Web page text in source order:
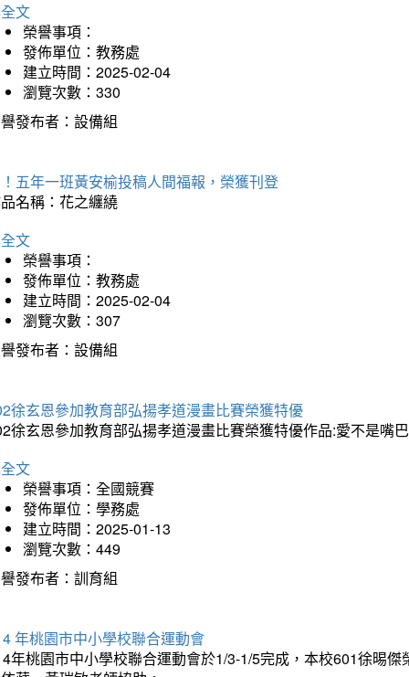
文
榮譽事項：
發佈單位：教務處
建立時間：2025-02-04
瀏覽次數：330
發布者：設備組
五年一班黃安榆投稿人間福報，榮獲刊登
名稱：花之纏繞
文
榮譽事項：
發佈單位：教務處
建立時間：2025-02-04
瀏覽次數：307
發布者：設備組
徐玄恩參加教育部弘揚孝道漫畫比賽榮獲特優
徐玄恩參加教育部弘揚孝道漫畫比賽榮獲特優作品:愛不是嘴
文
榮譽事項：全國競賽
發佈單位：學務處
建立時間：2025-01-13
瀏覽次數：449
發布者：訓育組
年桃園市中小學校聯合運動會
年桃園市中小學校聯合運動會於1/3-1/5完成，本校601徐晹